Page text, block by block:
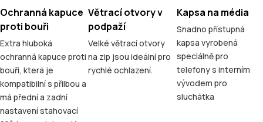
Ochranná kapuce
proti bouři
Extra hluboká
ochranná kapuce proti
bouři, která je
kompatibilní s přilbou a
má přední a zadní
nastavení stahovací
Větrací otvory v
podpaží
Velké větrací otvory
na zip jsou ideální pro
rychlé ochlazení.
Kapsa na média
Snadno přístupná
kapsa vyrobená
speciálně pro
telefony s interním
vývodem pro
sluchátka